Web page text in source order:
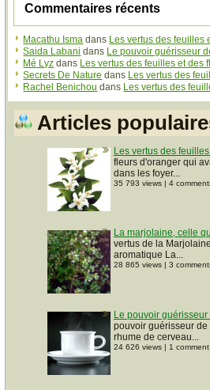
Commentaires récents
Macathu Isma dans Les vertus des feuilles
Saida Labani dans Le pouvoir guérisseur
Mé Lyz dans Les vertus des feuilles et des
Secrets De Nature dans Les vertus des
Rachel Benichou dans Les vertus des
Articles
Les vertus des
fleurs d'oranger qui
dans les foyer...
35 793 views| 4
La marjolaine, celle
vertus de la
aromatique La...
28 865 views| 3
Le pouvoir guérisseur
pouvoir guérisseur de
rhume de cerveau...
24 626 views| 1 comment